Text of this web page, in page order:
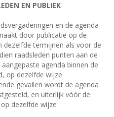
EN PUBLIEK
en de agenda
door publicatie op de
dezelfde termijnen als voor de
raadsleden punten aan de
agenda binnen de
op dezelfde wijze
gevallen wordt de agenda
en uiterlijk vóór de
dezelfde wijze